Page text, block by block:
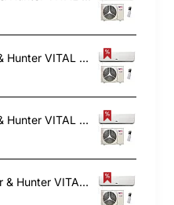
CH-S12FTXF-NG Cooper & Hunter VITAL 3.2/3.4 kW oro kondicionierius
CH-S18FTXF-NG Cooper & Hunter VITAL 4.6/5.2 kW oro kondicionierius
CH-S24FTXF2-NG Cooper & Hunter VITAL 6.2/6.5 kW oro kondicionierius